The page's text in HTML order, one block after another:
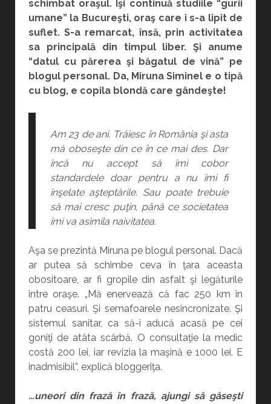
schimbat oraşul. Îşi continuă studiile “gurii
umane” la Bucureşti, oraş care i s-a lipit de
suflet. S-a remarcat, însă, prin activitatea
sa principală din timpul liber. Şi anume
“datul cu părerea şi băgatul de vină” pe
blogul personal. Da, Miruna Siminel e o tipă
cu blog, e copila blondă care gândeşte!
Am 23 de ani. Trăiesc în România şi asta
mă oboseşte din ce în ce mai des. Dar
încă nu accept să îmi cobor
standardele doar pentru a nu îmi fi
înşelate aşteptările. Sau poate trebuie
să mai cresc puţin, până ce societatea
îmi va asimila naivitatea.
Aşa se prezintă Miruna pe blogul personal. Dacă
ar putea să schimbe ceva în ţara aceasta
obositoare, ar fi gropile din asfalt şi legăturile
între oraşe. „Mă enervează că fac 250 km în
patru ceasuri. Şi semafoarele nesincronizate. Şi
sistemul sanitar, ca să-i aducă acasă pe cei
goniţi de atâta scârbă. O consultaţie la medic
costă 200 lei, iar revizia la maşină e 1000 lei. E
inadmisibil”, explică bloggeriţa.
…uneori din frază în frază, ajungi să găseşti